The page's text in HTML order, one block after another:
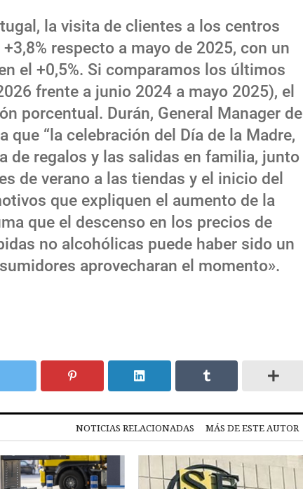
la visita de clientes a los centros
respecto a mayo de 2025, con un
el +0,5%. Si comparamos los últimos
frente a junio 2024 a mayo 2025), el
porcentual. Durán, General Manager de
“la celebración del Día de la Madre,
de regalos y las salidas en familia, junto
de verano a las tiendas y el inicio del
que expliquen el aumento de la
que el descenso en los precios de
no alcohólicas puede haber sido un
aprovecharan el momento».
NOTICIAS RELACIONADAS MÁS DE ESTE AUTOR